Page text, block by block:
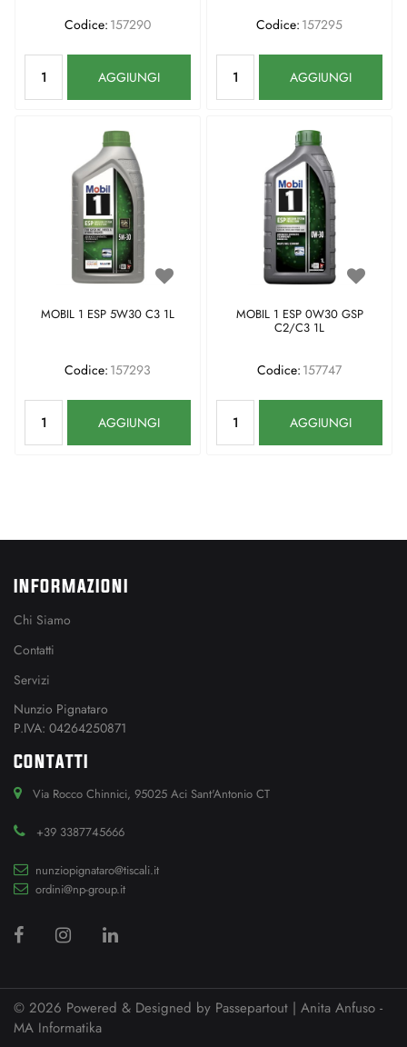
Codice: 157290
AGGIUNGI
Codice: 157295
AGGIUNGI
MOBIL 1 ESP 5W30 C3 1L
Codice: 157293
AGGIUNGI
MOBIL 1 ESP 0W30 GSP
C2/C3 1L
Codice: 157747
AGGIUNGI
INFORMAZIONI
Chi Siamo
Contatti
Servizi
Nunzio Pignataro
P.IVA: 04264250871
CONTATTI
Via Rocco Chinnici, 95025 Aci Sant'Antonio CT
+39 3387745666
nunziopignataro@tiscali.it
ordini@np-group.it
© 2026 Powered & Designed by Passepartout | Anita Anfuso -
MA Informatika